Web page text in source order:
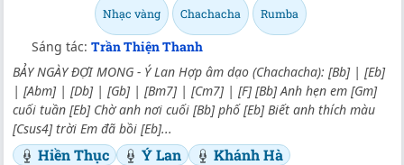
Nhạc vàng Chachacha Rumba
Sáng tác: Trần Thiện Thanh
BẢY NGÀY ĐỢI MONG - Ý Lan Hợp âm dạo (Chachacha): [Bb] | [Eb]
| [Abm] | [Db] | [Gb] | [Bm7] | [Cm7] | [F] [Bb] Anh hẹn em [Gm]
cuối tuần [Eb] Chờ anh nơi cuối [Bb] phố [Eb] Biết anh thích màu
[Csus4] trời Em đã bồi [Eb]...
Hiền Thục Ý Lan
Khánh Hà